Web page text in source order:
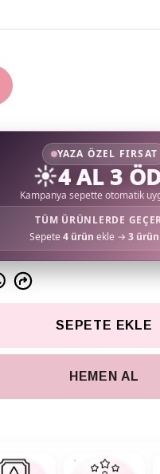
YAZA ÖZEL FIRSAT
☀️4 AL 3
Kampanya sepette otomatik
TÜM ÜRÜNLERDE
Sepete4 ürün ekle →3 ürün
SEPETE EKLE
HEMEN AL